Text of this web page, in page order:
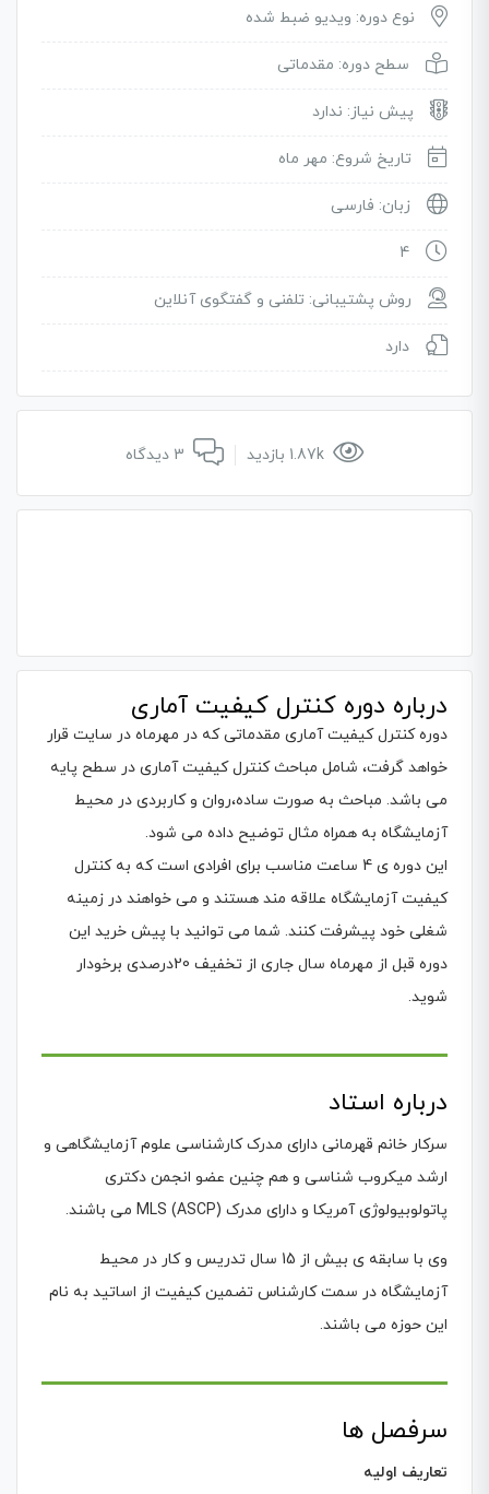
نوع دوره: ویدیو ضبط شده
سطح دوره: مقدماتی
پیش نیاز: ندارد
تاریخ شروع: مهر ماه
زبان: فارسی
4
روش پشتیبانی: تلفنی و گفتگوی آنلاین
دارد
درباره دوره کنترل کیفیت آماری
دوره کنترل کیفیت آماری مقدماتی که در مهرماه در سایت قرار
خواهد گرفت، شامل مباحث کنترل کیفیت آماری در سطح پایه
می باشد. مباحث به صورت ساده،روان و کاربردی در محیط
آزمایشگاه به همراه مثال توضیح داده می شود.
این دوره ی 4 ساعت مناسب برای افرادی است که به کنترل
کیفیت آزمایشگاه علاقه مند هستند و می خواهند در زمینه
شغلی خود پیشرفت کنند. شما می توانید با پیش خرید این
دوره قبل از مهرماه سال جاری از تخفیف 20درصدی برخودار
شوید.
درباره استاد
سرکار خانم قهرمانی دارای مدرک کارشناسی علوم آزمایشگاهی و
ارشد میکروب شناسی و هم چنین عضو انجمن دکتری
پاتولوبیولوژی آمریکا و دارای مدرک MLS (ASCP) می باشند.
وی با سابقه ی بیش از 15 سال تدریس و کار در محیط
آزمایشگاه در سمت کارشناس تضمین کیفیت از اساتید به نام
این حوزه می باشند.
سرفصل ها
تعاریف اولیه